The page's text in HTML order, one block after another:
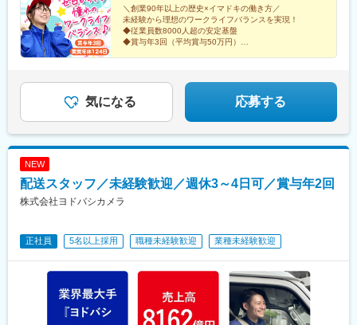
＼創業90年以上の歴史×イマドキの働き方／
未経験から理想のワークライフバランスを実現！
◆従業員数8000人超の安定基盤
◆賞与年3回（平均賞与50万円）
気になる 応募する
NEW
配送スタッフ／未経験歓迎／週休3～4日可／賞与年2回
株式会社ヨドバシカメラ
正社員 5名以上採用 職種未経験歓迎 業種未経験歓迎